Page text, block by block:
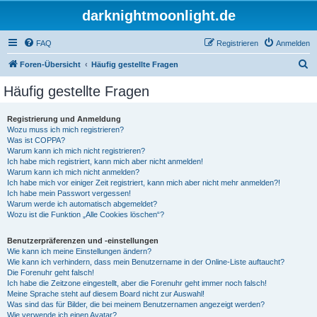
darknightmoonlight.de
FAQ Anmelden
Registrieren
Foren-Übersicht Häufig gestellte Fragen
Häufig gestellte Fragen
Registrierung und Anmeldung
Wozu muss ich mich registrieren?
Was ist COPPA?
Warum kann ich mich nicht registrieren?
Ich habe mich registriert, kann mich aber nicht anmelden!
Warum kann ich mich nicht anmelden?
Ich habe mich vor einiger Zeit registriert, kann mich aber nicht mehr anmelden?!
Ich habe mein Passwort vergessen!
Warum werde ich automatisch abgemeldet?
Wozu ist die Funktion „Alle Cookies löschen“?
Benutzerpräferenzen und -einstellungen
Wie kann ich meine Einstellungen ändern?
Wie kann ich verhindern, dass mein Benutzername in der Online-Liste auftaucht?
Die Forenuhr geht falsch!
Ich habe die Zeitzone eingestellt, aber die Forenuhr geht immer noch falsch!
Meine Sprache steht auf diesem Board nicht zur Auswahl!
Was sind das für Bilder, die bei meinem Benutzernamen angezeigt werden?
Wie verwende ich einen Avatar?